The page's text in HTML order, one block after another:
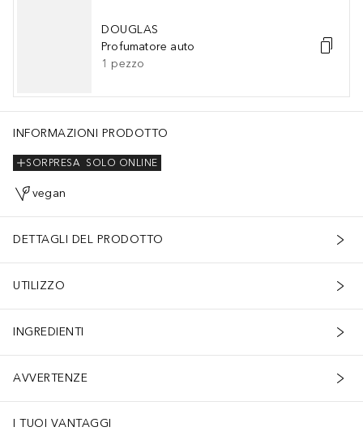
DOUGLAS
Profumatore auto
1 pezzo
INFORMAZIONI PRODOTTO
SOLO ONLINE
SORPRESA
vegan
DETTAGLI DEL PRODOTTO
UTILIZZO
INGREDIENTI
AVVERTENZE
I TUOI VANTAGGI